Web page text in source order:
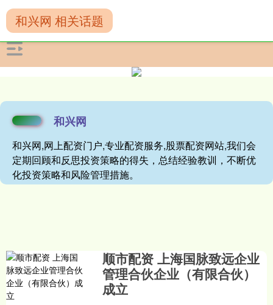
和兴网
和兴网,网上配资门户,专业配资服务,股票配资网站,我们会
定期回顾和反思投资策略的得失，总结经验教训，不断优
化投资策略和风险管理措施。
和兴网 相关话题
顺市配资 上海国脉致远企业
管理合伙企业（有限合伙）
成立